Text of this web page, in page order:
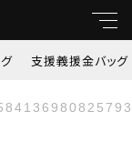
支援義援金バッグ